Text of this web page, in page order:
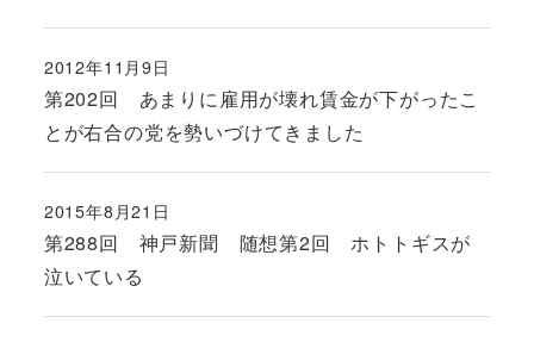
第202回 あまりに雇用が壊れ賃金が下がったこ
とが右合の党を勢いづけてきました
投稿日
2012年11月9日
第288回 神戸新聞 随想第2回 ホトトギスが
泣いている
投稿日
2015年8月21日